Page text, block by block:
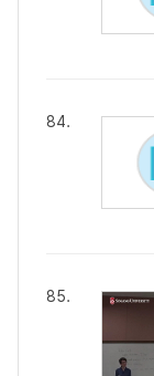
84.
85.